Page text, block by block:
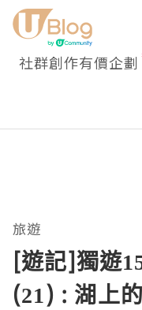
社群創作有價企劃
旅遊
[遊記]獨遊
(21) : 湖上